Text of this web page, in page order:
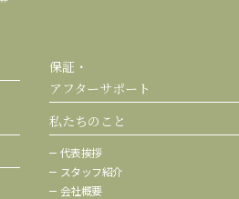
保証・
アフターサポート
私たちのこと
代表挨拶
スタッフ紹介
会社概要